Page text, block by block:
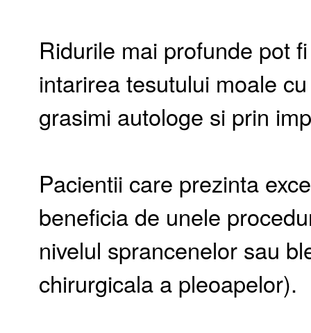
Ridurile mai profunde pot
intarirea tesutului moale
grasimi autologe si prin
Pacientii care prezinta
beneficia de unele
nivelul sprancenelor sau
chirurgicala a pleoapelor).